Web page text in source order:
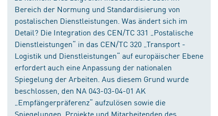
Bereich der Normung und Standardisierung von
postalischen Dienstleistungen. Was ändert sich im
Detail? Die Integration des CEN/TC 331 „Postalische
Dienstleistungen“ in das CEN/TC 320 „Transport -
Logistik und Dienstleistungen“ auf europäischer Ebene
erfordert auch eine Anpassung der nationalen
Spiegelung der Arbeiten. Aus diesem Grund wurde
beschlossen, den NA 043-03-04-01 AK
„Empfängerpräferenz“ aufzulösen sowie die
Spiegelungen, Projekte und Mitarbeitenden des